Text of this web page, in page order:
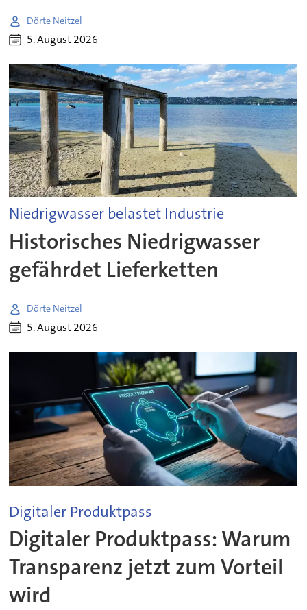
Dörte Neitzel
5. August 2026
Niedrigwasser belastet Industrie
Historisches Niedrigwasser
gefährdet Lieferketten
Dörte Neitzel
5. August 2026
Digitaler Produktpass
Digitaler Produktpass: Warum
Transparenz jetzt zum Vorteil
wird